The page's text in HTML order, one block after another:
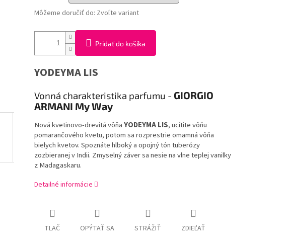
Môžeme doručiť do: Zvoľte variant
Pridať do košíka
YODEYMA LIS
Vonná charakteristika parfumu - GIORGIO
ARMANI My Way
Nová kvetinovo-drevitá vôňaYODEYMA LIS, ucítite vôňu
pomarančového kvetu, potom sa rozprestrie omamná vôňa
bielych kvetov. Spoznáte hlboký a opojný tón tuberózy
zozbieranej v Indii. Zmyselný záver sa nesie na vlne teplej vanilky
z Madagaskaru.
Detailné informácie
TLAČ OPÝTAŤ SA STRÁŽIŤ ZDIEĽAŤ